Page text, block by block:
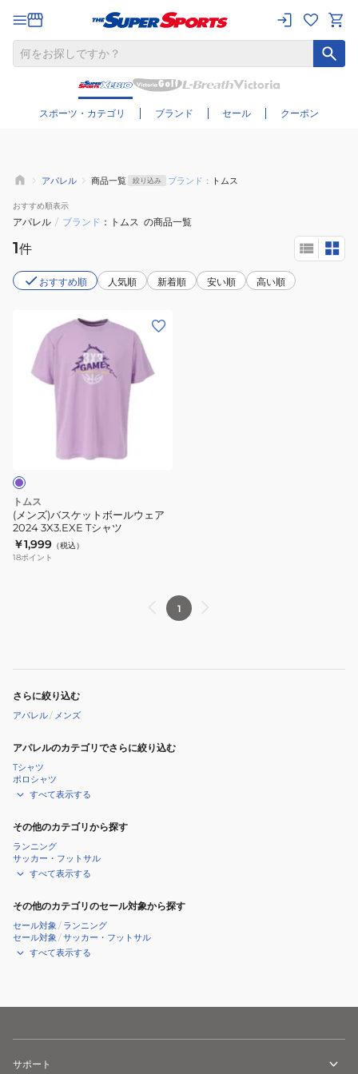
スポーツ・カテゴリ ブランド セール クーポン
さらに絞り込む
アパレル 商品一覧 絞り込み ブランド： トムス
おすすめ順表示
アパレル / ブランド トムス の商品一覧
1件
おすすめ順 人気順 新着順 安い順 高い順
ボ
ー
ル
ウ
ェ
トムス
(メンズ)バスケットボールウェア
2024 3X3.EXE Tシャツ
￥1,999 （税込）
18ポイント
1
さらに絞り込む
アパレル/ メンズ
アパレルのカテゴリでさらに絞り込む
Tシャツ
ポロシャツ
すべて表示する
その他のカテゴリから探す
ランニング
サッカー・フットサル
すべて表示する
その他のカテゴリのセール対象から探す
セール対象 / ランニング
セール対象 /サッカー・フットサル
すべて表示する
サポート